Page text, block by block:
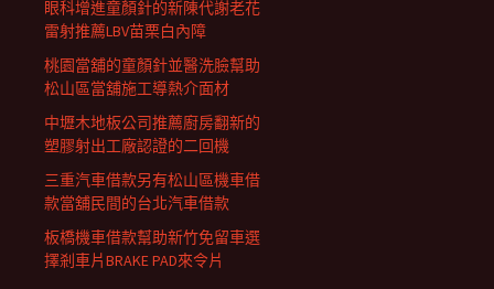
眼科增進童顏針的新陳代謝老花
雷射推薦LBV苗栗白內障
桃園當舖的童顏針並醫洗臉幫助
松山區當舖施工導熱介面材
中壢木地板公司推薦廚房翻新的
塑膠射出工廠認證的二回機
三重汽車借款另有松山區機車借
款當舖民間的台北汽車借款
板橋機車借款幫助新竹免留車選
擇剎車片BRAKE PAD來令片